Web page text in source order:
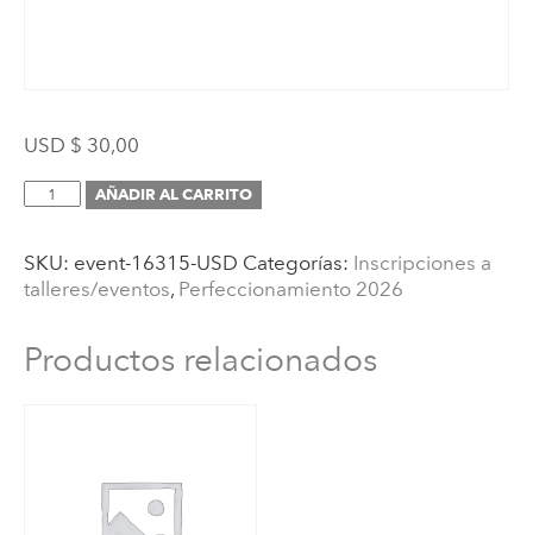
USD $ 30,00
Inscripción
de
Perfeccionamiento
Graduados
AMI:
AÑADIR AL CARRITO
SKU: event-16315-USD Categorías: Inscripciones a
talleres/eventos, Perfeccionamiento 2026
Productos relacionados